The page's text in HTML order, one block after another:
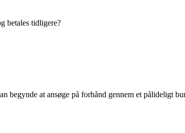
betales tidligere?
at ansøge på forhånd gennem et pålideligt